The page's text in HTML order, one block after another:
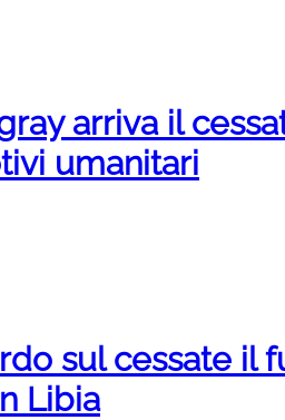
arriva il
umanitari
sul cessate il
Libia